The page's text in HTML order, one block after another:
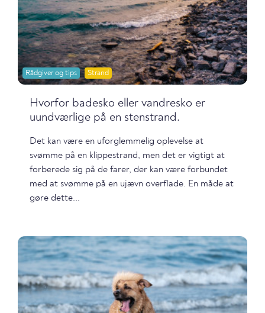
Rådgiver og tips Strand
Hvorfor badesko eller vandresko er
uundværlige på en stenstrand.
Det kan være en uforglemmelig oplevelse at
svømme på en klippestrand, men det er vigtigt at
forberede sig på de farer, der kan være forbundet
med at svømme på en ujævn overflade. En måde at
gøre dette...